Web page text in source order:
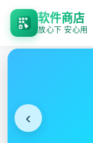
软件商店
放心下 安心用
‹